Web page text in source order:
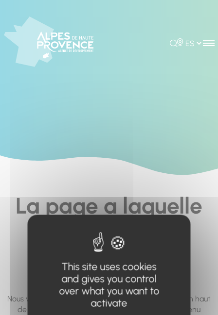
Rechercher
Choisir la
La page a laquelle
vous cherchez à
accéder n'existe
pas... ou plus.
Nous vous invitons à utiliser le moteur de recherche en haut
de page, ou à utiliser le menu pour trouver le contenu
This site uses cookies
and gives you control
over what you want to
activate